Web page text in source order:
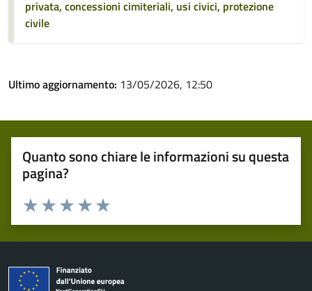
privata, concessioni cimiteriali, usi civici, protezione
civile
Ultimo aggiornamento: 13/05/2026, 12:50
Quanto sono chiare le informazioni su questa
pagina?
Valuta 5 stelle su 5
Valuta 4 stelle su 5
Valuta 3 stelle su 5
Valuta 2 stelle su 5
Valuta 1 stelle su 5